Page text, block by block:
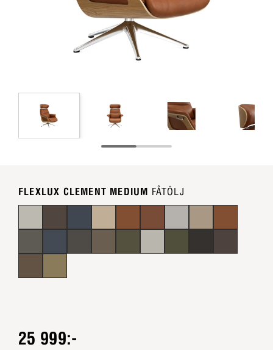
FLEXLUX CLEMENT MEDIUM FÅTÖLJ
25 999:-